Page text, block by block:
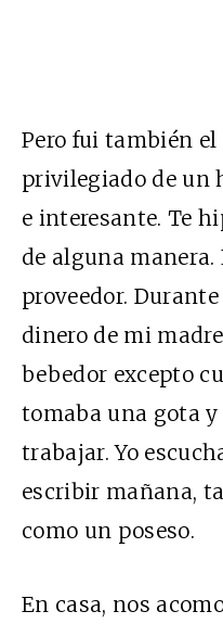
Pero fui también
privilegiado de un
e interesante. Te
de alguna manera.
proveedor.
dinero de mi
bebedor excepto
tomaba una gota y
trabajar. Yo
escribir mañana,
como un poseso.
En casa, nos